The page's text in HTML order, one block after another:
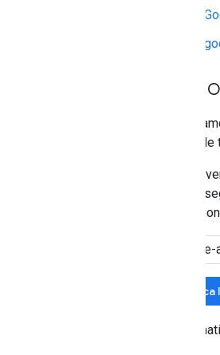
r/
r/
Stack
Stack
In